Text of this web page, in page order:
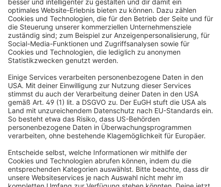
JALOUSIESCOUT
Easyfix Allday Plissee | 75 x 120 cm, weiß
Stillvoller und zeitloser Sicht- und Sonnenschutz
Passt für 90 % der deutschen Fenster